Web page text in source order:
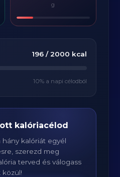
g
196/ 2000 kcal
10% a napi célodból
kalóriacélod
kalóriát egyél
szerezd meg
terved és válogass